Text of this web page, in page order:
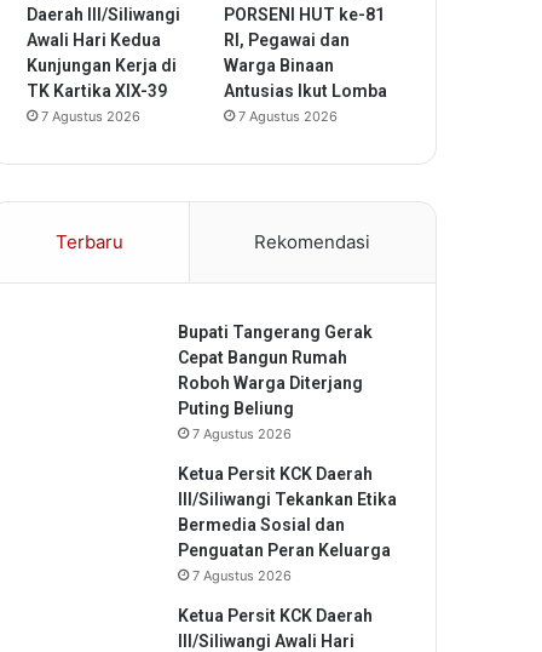
Daerah III/Siliwangi
Awali Hari Kedua
Kunjungan Kerja di
TK Kartika XIX-39
7 Agustus 2026
PORSENI HUT ke-81
RI, Pegawai dan
Warga Binaan
Antusias Ikut Lomba
7 Agustus 2026
Terbaru Rekomendasi
Bupati Tangerang Gerak
Cepat Bangun Rumah
Roboh Warga Diterjang
Puting Beliung
7 Agustus 2026
Ketua Persit KCK Daerah
III/Siliwangi Tekankan Etika
Bermedia Sosial dan
Penguatan Peran Keluarga
7 Agustus 2026
Ketua Persit KCK Daerah
III/Siliwangi Awali Hari